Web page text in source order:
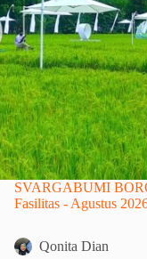
SVARGABUMI
Fasilitas - Agustus
Qonita Dian